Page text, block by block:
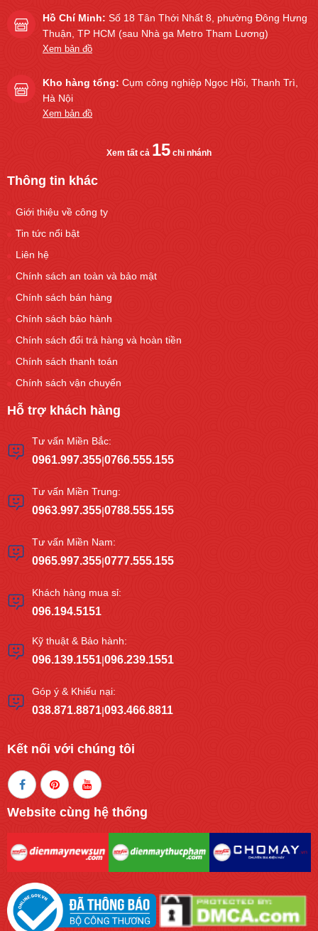
Hồ Chí Minh: Số 18 Tân Thới Nhất 8, phường Đông Hưng
Thuận, TP HCM (sau Nhà ga Metro Tham Lương)
Xem bản đồ
Kho hàng tổng: Cụm công nghiệp Ngọc Hồi, Thanh Trì,
Hà Nội
Xem bản đồ
Xem tất cả 15 chi nhánh
Thông tin khác
Giới thiệu về công ty
Tin tức nổi bật
Liên hệ
Chính sách an toàn và bảo mật
Chính sách bán hàng
Chính sách bảo hành
Chính sách đổi trả hàng và hoàn tiền
Chính sách thanh toán
Chính sách vận chuyển
Hỗ trợ khách hàng
Tư vấn Miền Bắc:
0961.997.355|0766.555.155
Tư vấn Miền Trung:
0963.997.355|0788.555.155
Tư vấn Miền Nam:
0965.997.355|0777.555.155
Khách hàng mua sỉ:
096.194.5151
Kỹ thuật & Bảo hành:
096.139.1551|096.239.1551
Góp ý & Khiếu nại:
038.871.8871|093.466.8811
Kết nối với chúng tôi
Website cùng hệ thống